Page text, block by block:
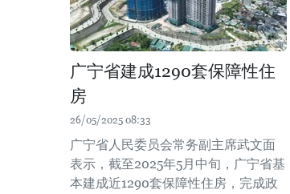
广宁省建成1290套保障性住
房
26/05/2025 08:33
广宁省人民委员会常务副主席武文面
表示，截至2025年5月中旬，广宁省基
本建成近1290套保障性住房，完成政